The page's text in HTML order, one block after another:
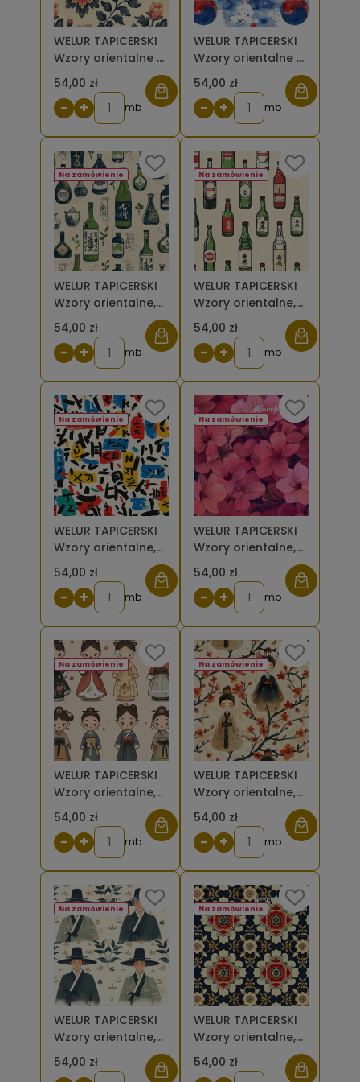
WELUR TAPICERSKI
Wzory orientalne -
pomarańczowe
kwiaty i szare liście
na jasnym tle [6-
54,00 zł
− + mb
WELUR TAPICERSKI
Wzory orientalne -
Yin i Yang
akwarela [6-8]
54,00 zł
− + mb
WELUR TAPICERSKI
Wzory orientalne,
Butelki
jednokolorowe na
beżu [6-8]
54,00 zł
Na zamówienie
− + mb
WELUR TAPICERSKI
Wzory orientalne,
Butelki kolorowe
na beżu [6-8]
54,00 zł
Na zamówienie
− + mb
WELUR TAPICERSKI
Wzory orientalne,
czarne napisy na
kolorowych
plamach [6-8]
54,00 zł
Na zamówienie
− + mb
WELUR TAPICERSKI
Wzory orientalne,
kwitnąca wiśnia,
sakura [6-8]
54,00 zł
Na zamówienie
− + mb
WELUR TAPICERSKI
Wzory orientalne,
Laleczki na beżu w
rzędach [6-8]
54,00 zł
Na zamówienie
− + mb
WELUR TAPICERSKI
Wzory orientalne,
Laleczki w
kwiatach wiśni na
beżu [6-8]
54,00 zł
Na zamówienie
− + mb
WELUR TAPICERSKI
Wzory orientalne,
Mężczyźni w
koreańskich
54,00 zł
Na zamówienie
WELUR TAPICERSKI
Wzory orientalne,
Orientalny ogród
na ciemnym tle [6-
54,00 zł
Na zamówienie